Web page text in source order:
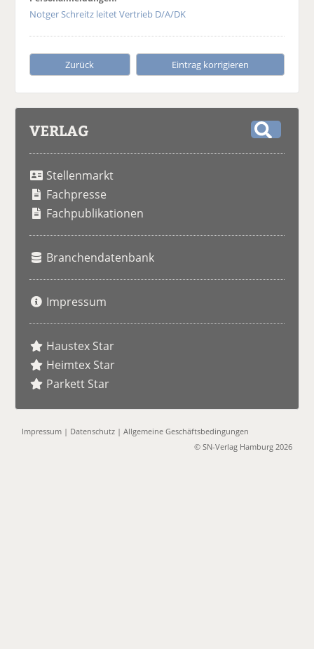
Notger Schreitz leitet Vertrieb D/A/DK
Zurück Eintrag korrigieren
VERLAG
Stellenmarkt
Fachpresse
Fachpublikationen
Branchendatenbank
Impressum
Haustex Star
Heimtex Star
Parkett Star
Impressum | Datenschutz |Allgemeine Geschäftsbedingungen
© SN-Verlag Hamburg 2026